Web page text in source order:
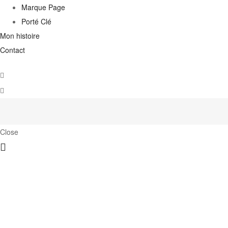
Marque Page
Porté Clé
Mon histoire
Contact
Close